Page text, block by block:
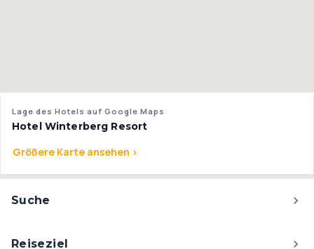
Lage des Hotels auf Google Maps
Hotel Winterberg Resort
Größere Karte ansehen >
Suche
Reiseziel